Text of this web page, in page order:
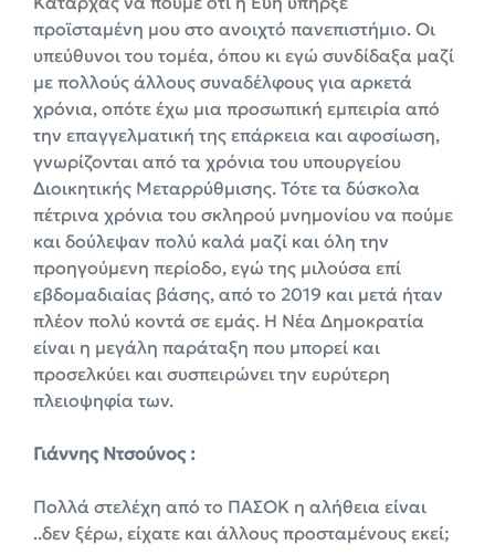
προϊσταμένη μου στο ανοιχτό πανεπιστήμιο. Οι
υπεύθυνοι του τομέα, όπου κι εγώ συνδίδαξα μαζί
με πολλούς άλλους συναδέλφους για αρκετά
χρόνια, οπότε έχω μια προσωπική εμπειρία από
την επαγγελματική της επάρκεια και αφοσίωση,
γνωρίζονται από τα χρόνια του υπουργείου
Διοικητικής Μεταρρύθμισης. Τότε τα δύσκολα
πέτρινα χρόνια του σκληρού μνημονίου να πούμε
και δούλεψαν πολύ καλά μαζί και όλη την
προηγούμενη περίοδο, εγώ της μιλούσα επί
εβδομαδιαίας βάσης, από το 2019 και μετά ήταν
πλέον πολύ κοντά σε εμάς. Η Νέα Δημοκρατία
είναι η μεγάλη παράταξη που μπορεί και
προσελκύει και συσπειρώνει την ευρύτερη
πλειοψηφία των.
Γιάννης Ντσούνος :
Πολλά στελέχη από το ΠΑΣΟΚ η αλήθεια είναι
..δεν ξέρω, είχατε και άλλους προσταμένους εκεί;